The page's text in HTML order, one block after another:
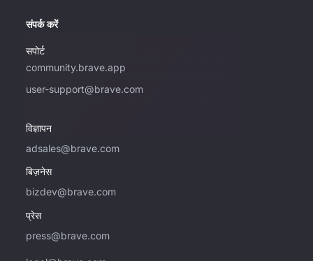
संपर्क करें
सपोर्ट
community.brave.app
user-support@brave.com
विज्ञापन
adsales@brave.com
कृपया इस ईमेल पते का इस्तेमाल सिर्फ़ तभी करें जब आप
Brave के साथ विज्ञापन खरीदने में दिलचस्पी रखते हों.
सहायता के लिए, कृपया community.brave.app पर
बिज़नेस
bizdev@brave.com
प्रेस
press@brave.com